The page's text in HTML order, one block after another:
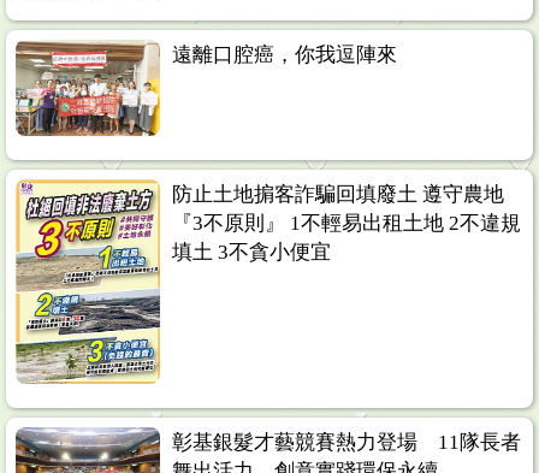
遠離口腔癌，你我逗陣來
防止土地掮客詐騙回填廢土 遵守農地
『3不原則』 1不輕易出租土地 2不違規
填土 3不貪小便宜
彰基銀髮才藝競賽熱力登場 11隊長者